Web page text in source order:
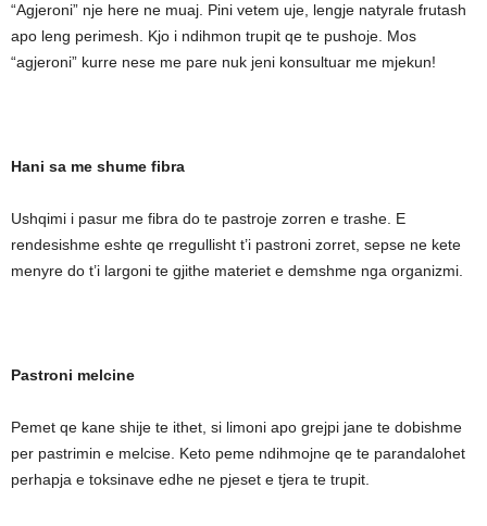
“Agjeroni” nje here ne muaj. Pini vetem uje, lengje natyrale frutash
apo leng perimesh. Kjo i ndihmon trupit qe te pushoje. Mos
“agjeroni” kurre nese me pare nuk jeni konsultuar me mjekun!
Hani sa me shume fibra
Ushqimi i pasur me fibra do te pastroje zorren e trashe. E
rendesishme eshte qe rregullisht t’i pastroni zorret, sepse ne kete
menyre do t’i largoni te gjithe materiet e demshme nga organizmi.
Pastroni melcine
Pemet qe kane shije te ithet, si limoni apo grejpi jane te dobishme
per pastrimin e melcise. Keto peme ndihmojne qe te parandalohet
perhapja e toksinave edhe ne pjeset e tjera te trupit.